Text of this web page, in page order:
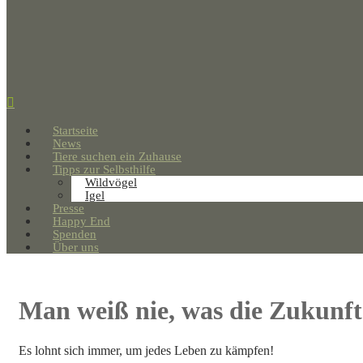
Startseite
News
Tiere suchen ein Zuhause
Tipps zur Selbsthilfe
Wildvögel
Igel
Presse
Happy End
Spenden
Über uns
Man weiß nie, was die
Es lohnt sich immer, um jedes Leben zu kämpfen!